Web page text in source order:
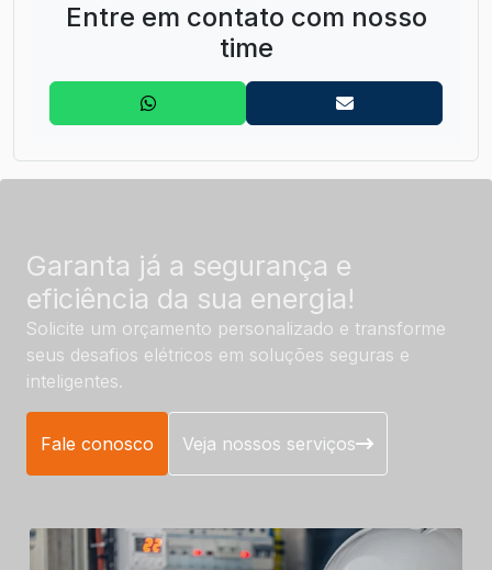
Entre em contato com nosso
time
Garanta já a segurança e
eficiência da sua energia!
Solicite um orçamento personalizado e transforme
seus desafios elétricos em soluções seguras e
inteligentes.
Fale conosco Veja nossos serviços